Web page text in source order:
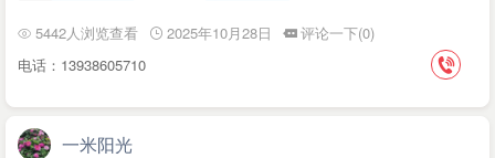
5442人浏览查看 2025年10月28日
评论一下(0)
电话：13938605710
一米阳光